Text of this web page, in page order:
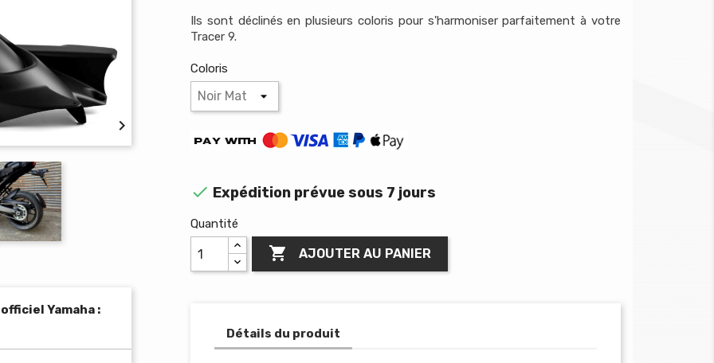

Yamaha :
Ils sont déclinés en plusieurs coloris pour s'harmoniser parfaitement à votre
Tracer 9.
Coloris
 Expédition prévue sous 7 jours
Quantité
 AJOUTER AU PANIER
Détails du produit